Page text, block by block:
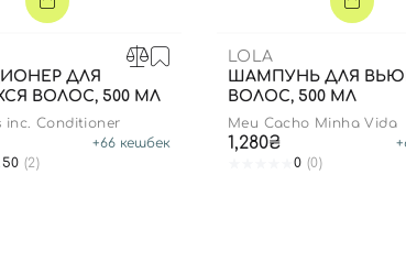
ДЛЯ
ВОЛОС, 500 МЛ
inc. Conditioner
+66 кешбек
(2)
LOLA
ШАМПУНЬ ДЛЯ
ВОЛОС, 500 МЛ
Meu Cacho Minha Vida
1,280₴ +
0 (0)
Вход